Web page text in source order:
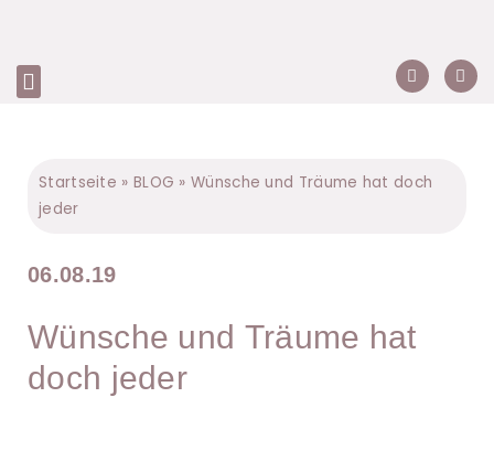
Startseite » BLOG »Wünsche und Träume hat doch
jeder
06.08.19
Wünsche und Träume hat
doch jeder